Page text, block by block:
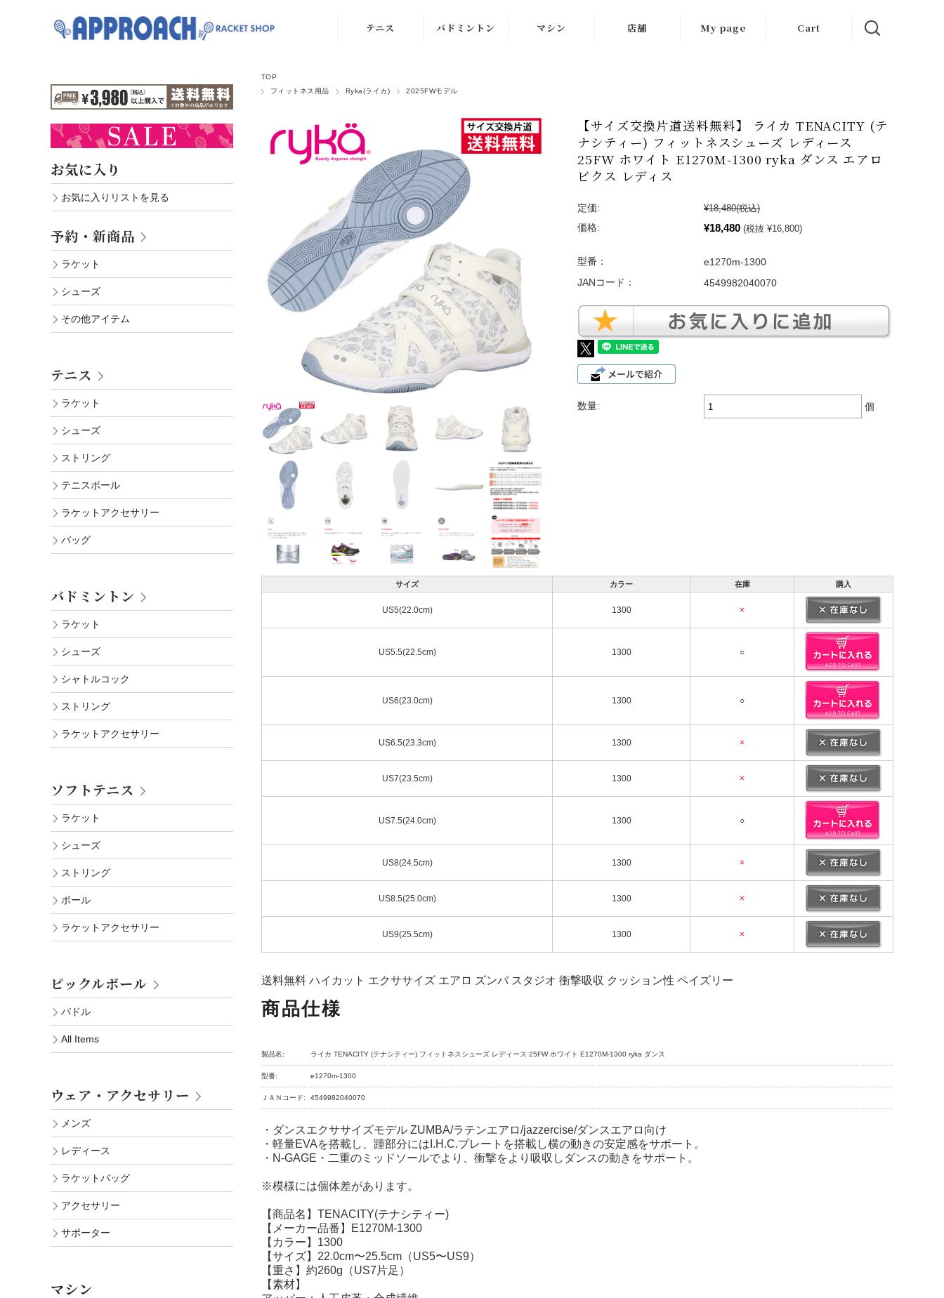
テニス
シューズ
ストリング
テニスボール
ウェア
アクセサリ
バッグ
バドミントン
シューズ
ストリング
シャトルコック
ウェア
アクセサリ
マシン
マシン紹介動画
修理メンテナンス
店舗
岐阜店
My page Cart
TOP
フィットネス用品
Ryka(ライカ) 2025FWモデル
【サイズ交換片道送料無料】 ライカ TENACITY (テ
ナシティー) フィットネスシューズ レディース
25FW ホワイト E1270M-1300 ryka ダンス エアロ
ビクス レディス
定価: ¥18,480(税込)
価格:
¥18,480 (税抜 ¥16,800)
型番：
e1270m-1300
JANコード：
4549982040070
数量: 個
サイズ カラー 在庫 購入
US5(22.0cm) 1300 ×
US5.5(22.5cm) 1300 ○
US6(23.0cm) 1300 ○
US6.5(23.3cm) 1300 ×
US7(23.5cm) 1300 ×
US7.5(24.0cm) 1300 ○
US8(24.5cm) 1300 ×
US8.5(25.0cm) 1300 ×
US9(25.5cm) 1300 ×
送料無料 ハイカット エクササイズ エアロ ズンバ スタジオ 衝撃吸収 クッション性 ペイズリー
商品仕様
製品名: ライカ TENACITY (テナシティー) フィットネスシューズ レディース 25FW ホワイト E1270M-1300 ryka ダンス
型番: e1270m-1300
ＪＡＮコード: 4549982040070
・ダンスエクササイズモデル ZUMBA/ラテンエアロ/jazzercise/ダンスエアロ向け
・軽量EVAを搭載し、踵部分にはI.H.C.プレートを搭載し横の動きの安定感をサポート。
・N-GAGE・二重のミッドソールでより、衝撃をより吸収しダンスの動きをサポート。
※模様には個体差があります。
【商品名】TENACITY(テナシティー)
【メーカー品番】E1270M-1300
【カラー】1300
【サイズ】22.0cm〜25.5cm（US5〜US9）
【重さ】約260g（US7片足）
【素材】
お気に入り
お気に入りリストを見る
予約・新商品
ラケット
シューズ
その他アイテム
テニス
ラケット
シューズ
ストリング
テニスボール
ラケットアクセサリー
バッグ
バドミントン
ラケット
シューズ
シャトルコック
ストリング
ラケットアクセサリー
ソフトテニス
ラケット
シューズ
ストリング
ボール
ラケットアクセサリー
ピックルボール
パドル
All Items
ウェア・アクセサリー
メンズ
レディース
ラケットバッグ
アクセサリー
サポーター
マシン